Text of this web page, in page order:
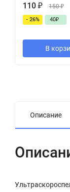
110 ₽ 150₽
- 26% 40₽
В
Описание